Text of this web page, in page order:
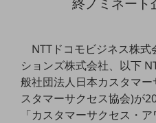
生成AI(Generative AI)
地域社会を支える皆さまと地域課題の解
地域経済のさらなる活性化に取り組みます
自治体・地域社会との共創
LGPF(Local Government Platform)
NTTドコモビジネス株
ションズ株式会社、以下
般社団法人日本カスタマ
スタマーサクセス協会)が
「カスタマーサクセス・